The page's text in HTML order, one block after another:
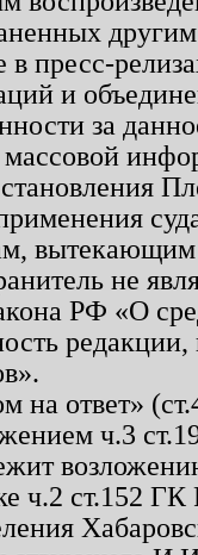
пресс-
и
за
вытекающим
не
РФ «О
на ответ»
ч.3
ч.2 ст.152